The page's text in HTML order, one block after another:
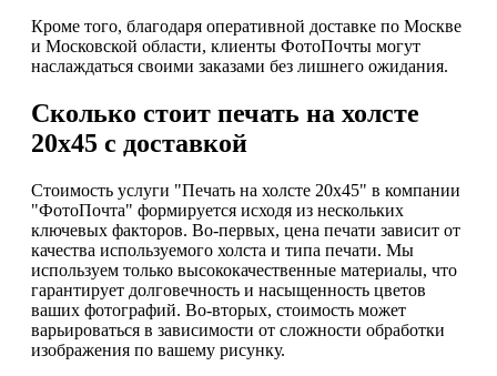
Кроме того, благодаря оперативной доставке по Москве
и Московской области, клиенты ФотоПочты могут
наслаждаться своими заказами без лишнего ожидания.
Сколько стоит печать на холсте
20х45 с доставкой
Стоимость услуги "Печать на холсте 20х45" в компании
"ФотоПочта" формируется исходя из нескольких
ключевых факторов. Во-первых, цена печати зависит от
качества используемого холста и типа печати. Мы
используем только высококачественные материалы, что
гарантирует долговечность и насыщенность цветов
ваших фотографий. Во-вторых, стоимость может
варьироваться в зависимости от сложности обработки
изображения по вашему рисунку.